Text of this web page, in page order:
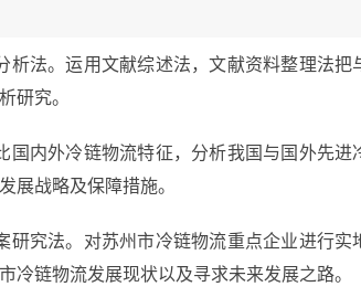
析法。运用文献综述法，文献资料整理法
研究。
国内外冷链物流特征，分析我国与国外先
展战略及保障措施。
研究法。对苏州市冷链物流重点企业进行
冷链物流发展现状以及寻求未来发展之路。